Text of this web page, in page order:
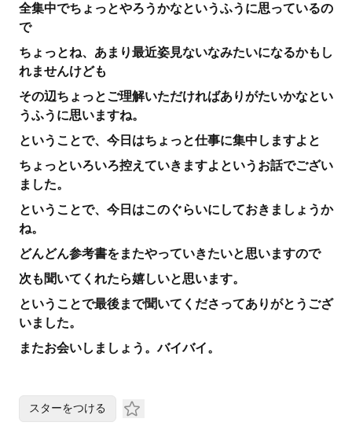
全集中でちょっとやろうかなというふうに思っているの
で
ちょっとね、あまり最近姿見ないなみたいになるかもし
れませんけども
その辺ちょっとご理解いただければありがたいかなとい
うふうに思いますね。
ということで、今日はちょっと仕事に集中しますよと
ちょっといろいろ控えていきますよというお話でござい
ました。
ということで、今日はこのぐらいにしておきましょうか
ね。
どんどん参考書をまたやっていきたいと思いますので
次も聞いてくれたら嬉しいと思います。
ということで最後まで聞いてくださってありがとうござ
いました。
またお会いしましょう。バイバイ。
スターをつける